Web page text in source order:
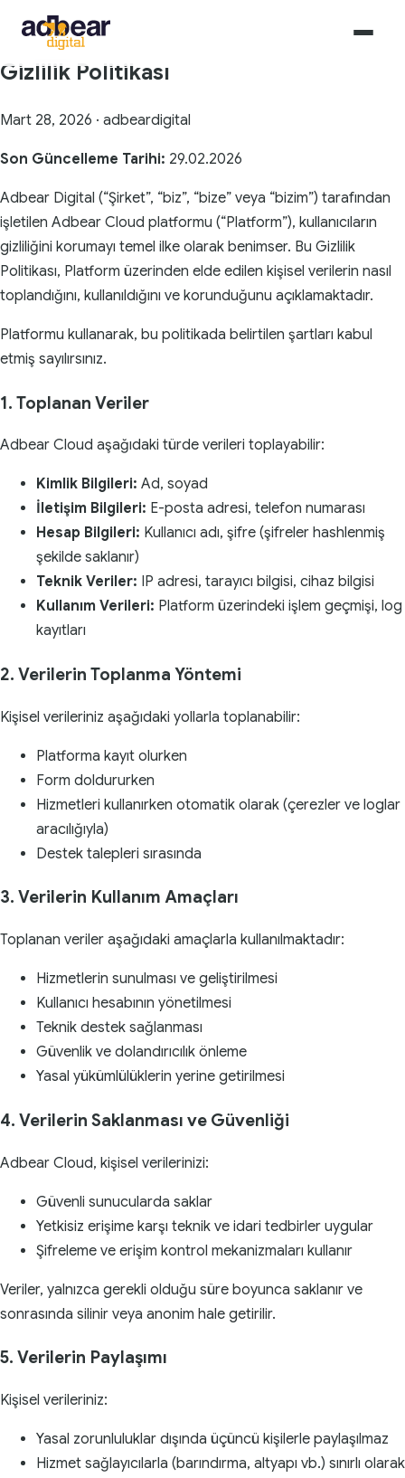
Gizlilik Politikası
Mart 28, 2026 · adbeardigital
Son Güncelleme Tarihi: 29.02.2026
Adbear Digital (“Şirket”, “biz”, “bize” veya “bizim”) tarafından
işletilen Adbear Cloud platformu (“Platform”), kullanıcıların
gizliliğini korumayı temel ilke olarak benimser. Bu Gizlilik
Politikası, Platform üzerinden elde edilen kişisel verilerin nasıl
toplandığını, kullanıldığını ve korunduğunu açıklamaktadır.
Platformu kullanarak, bu politikada belirtilen şartları kabul
etmiş sayılırsınız.
1. Toplanan Veriler
Adbear Cloud aşağıdaki türde verileri toplayabilir:
Kimlik Bilgileri: Ad, soyad
İletişim Bilgileri: E-posta adresi, telefon numarası
Hesap Bilgileri: Kullanıcı adı, şifre (şifreler hashlenmiş
şekilde saklanır)
Teknik Veriler: IP adresi, tarayıcı bilgisi, cihaz bilgisi
Kullanım Verileri: Platform üzerindeki işlem geçmişi, log
kayıtları
2. Verilerin Toplanma Yöntemi
Kişisel verileriniz aşağıdaki yollarla toplanabilir:
Platforma kayıt olurken
Form doldururken
Hizmetleri kullanırken otomatik olarak (çerezler ve loglar
aracılığıyla)
Destek talepleri sırasında
3. Verilerin Kullanım Amaçları
Toplanan veriler aşağıdaki amaçlarla kullanılmaktadır:
Hizmetlerin sunulması ve geliştirilmesi
Kullanıcı hesabının yönetilmesi
Teknik destek sağlanması
Güvenlik ve dolandırıcılık önleme
Yasal yükümlülüklerin yerine getirilmesi
4. Verilerin Saklanması ve Güvenliği
Adbear Cloud, kişisel verilerinizi:
Güvenli sunucularda saklar
Yetkisiz erişime karşı teknik ve idari tedbirler uygular
Şifreleme ve erişim kontrol mekanizmaları kullanır
Veriler, yalnızca gerekli olduğu süre boyunca saklanır ve
sonrasında silinir veya anonim hale getirilir.
5. Verilerin Paylaşımı
Kişisel verileriniz:
Yasal zorunluluklar dışında üçüncü kişilerle paylaşılmaz
Hizmet sağlayıcılarla (barındırma, altyapı vb.) sınırlı olarak